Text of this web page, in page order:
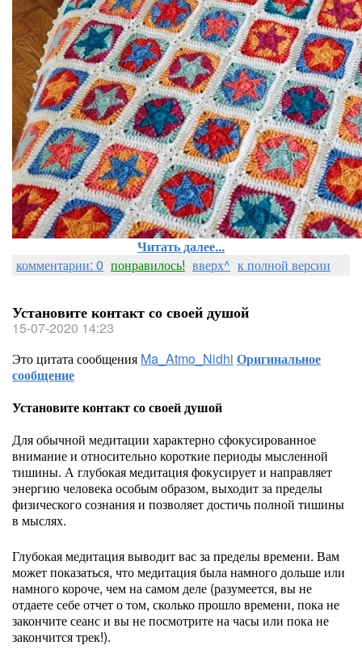
Читать далее...
комментарии: 0 понравилось! вверх^ к полной версии
Установите контакт со своей душой
15-07-2020 14:23
Это цитата сообщения Ma_Atmo_Nidhi Оригинальное
сообщение
Установите контакт со своей душой
Для обычной медитации характерно сфокусированное
внимание и относительно короткие периоды мысленной
тишины. А глубокая медитация фокусирует и направляет
энергию человека особым образом, выходит за пределы
физического сознания и позволяет достичь полной тишины
в мыслях.
Глубокая медитация выводит вас за пределы времени. Вам
может показаться, что медитация была намного дольше или
намного короче, чем на самом деле (разумеется, вы не
отдаете себе отчет о том, сколько прошло времени, пока не
закончите сеанс и вы не посмотрите на часы или пока не
закончится трек!).